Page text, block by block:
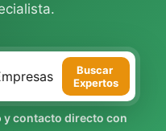
Buscar
Expertos
y contacto directo con